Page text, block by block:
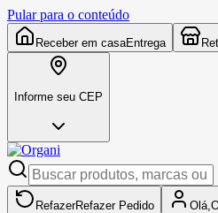
Pular para o conteúdo
Receber em casaEntrega
Informe seu CEP
RefazerRefazer Pedido Olá,